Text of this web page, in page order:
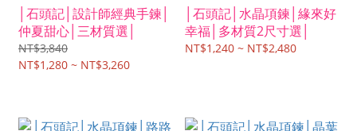
│石頭記│設計師經典手鍊│
仲夏甜心│三材質選│
NT$3,840
NT$1,280 ~ NT$3,260
│石頭記│水晶項鍊│緣來好
幸福│多材質2尺寸選│
NT$1,240 ~ NT$2,480